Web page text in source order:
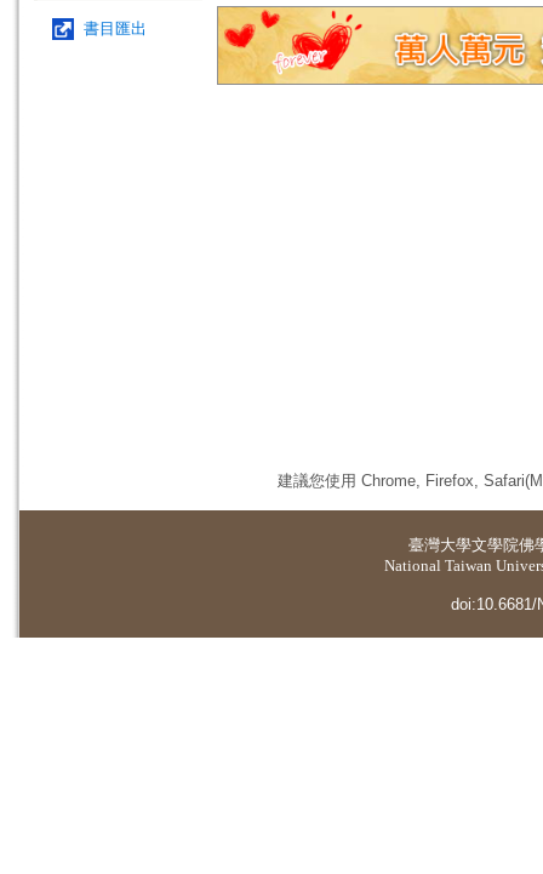
書目匯出
建議您使用 Chrome, Firefox,
臺灣大學文學院佛
National Taiwan
doi:10.6681/